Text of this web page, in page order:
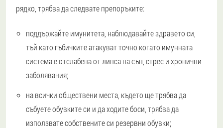
рядко, трябва да следвате препоръките:
поддържайте имунитета, наблюдавайте здравето си,
тъй като гъбичките атакуват точно когато имунната
система е отслабена от липса на сън, стрес и хронични
заболявания;
на всички обществени места, където ще трябва да
събуете обувките си и да ходите боси, трябва да
използвате собствените си резервни обувки;